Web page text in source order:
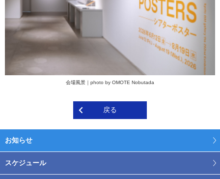
会場風景｜photo by OMOTE Nobutada
戻る
お知らせ
スケジュール